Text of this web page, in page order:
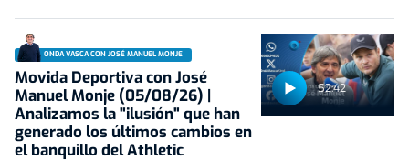
52:42
ONDA VASCA CON JOSÉ MANUEL MONJE
Movida Deportiva con José
Manuel Monje (05/08/26) |
Analizamos la "ilusión" que han
generado los últimos cambios en
el banquillo del Athletic